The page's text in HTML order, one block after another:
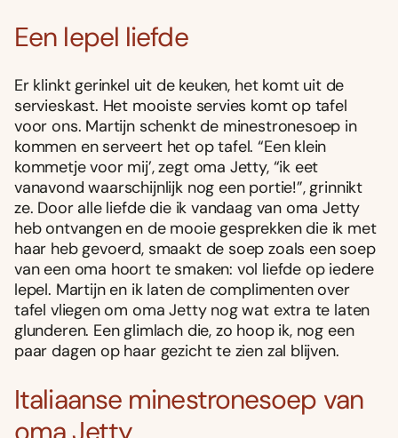
Een lepel liefde
Er klinkt gerinkel uit de keuken, het komt uit de
servieskast. Het mooiste servies komt op tafel
voor ons. Martijn schenkt de minestronesoep in
kommen en serveert het op tafel. “Een klein
kommetje voor mij’, zegt oma Jetty, “ik eet
vanavond waarschijnlijk nog een portie!”, grinnikt
ze. Door alle liefde die ik vandaag van oma Jetty
heb ontvangen en de mooie gesprekken die ik met
haar heb gevoerd, smaakt de soep zoals een soep
van een oma hoort te smaken: vol liefde op iedere
lepel. Martijn en ik laten de complimenten over
tafel vliegen om oma Jetty nog wat extra te laten
glunderen. Een glimlach die, zo hoop ik, nog een
paar dagen op haar gezicht te zien zal blijven.
Italiaanse minestronesoep van
oma Jetty